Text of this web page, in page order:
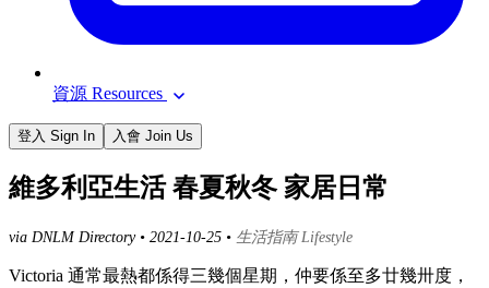
資源 Resources
登入 Sign In 入會 Join Us
維多利亞生活 春夏秋冬 家居日常
via DNLM Directory • 2021-10-25 • 生活指南 Lifestyle
Victoria 通常最熱都係得三幾個星期，仲要係至多廿幾卅度，